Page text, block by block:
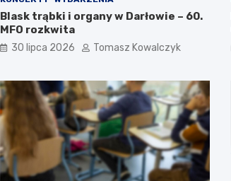
Blask trąbki i organy w Darłowie – 60.
MFO rozkwita
30 lipca 2026 Tomasz Kowalczyk